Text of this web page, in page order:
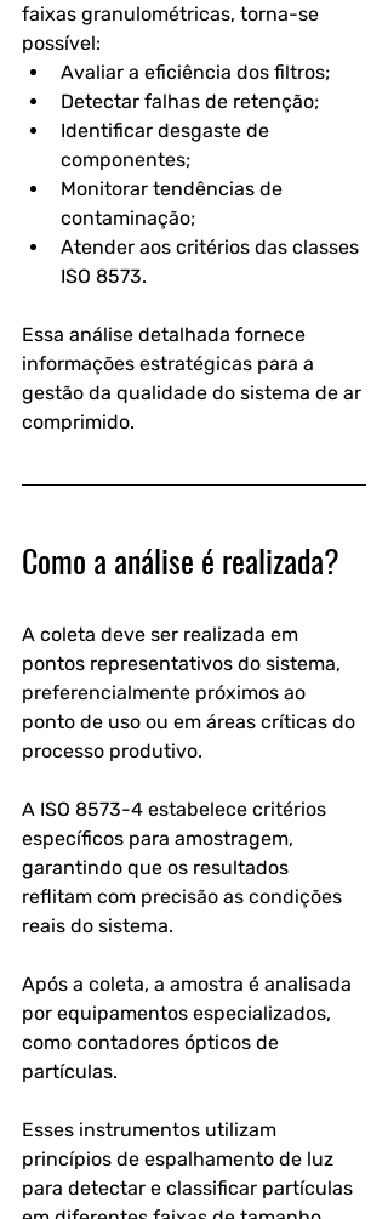
faixas granulométricas, torna-se
possível:
Avaliar a eficiência dos filtros;
Detectar falhas de retenção;
Identificar desgaste de
componentes;
Monitorar tendências de
contaminação;
Atender aos critérios das classes
ISO 8573.
Essa análise detalhada fornece
informações estratégicas para a
gestão da qualidade do sistema de ar
comprimido.
Como a análise é realizada?
A coleta deve ser realizada em
pontos representativos do sistema,
preferencialmente próximos ao
ponto de uso ou em áreas críticas do
processo produtivo.
A ISO 8573-4 estabelece critérios
específicos para amostragem,
garantindo que os resultados
reflitam com precisão as condições
reais do sistema.
Após a coleta, a amostra é analisada
por equipamentos especializados,
como contadores ópticos de
partículas.
Esses instrumentos utilizam
princípios de espalhamento de luz
para detectar e classificar partículas